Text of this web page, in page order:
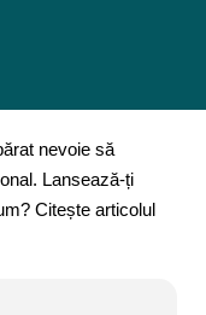
nevoie să
Lansează-ți
Citește articolul